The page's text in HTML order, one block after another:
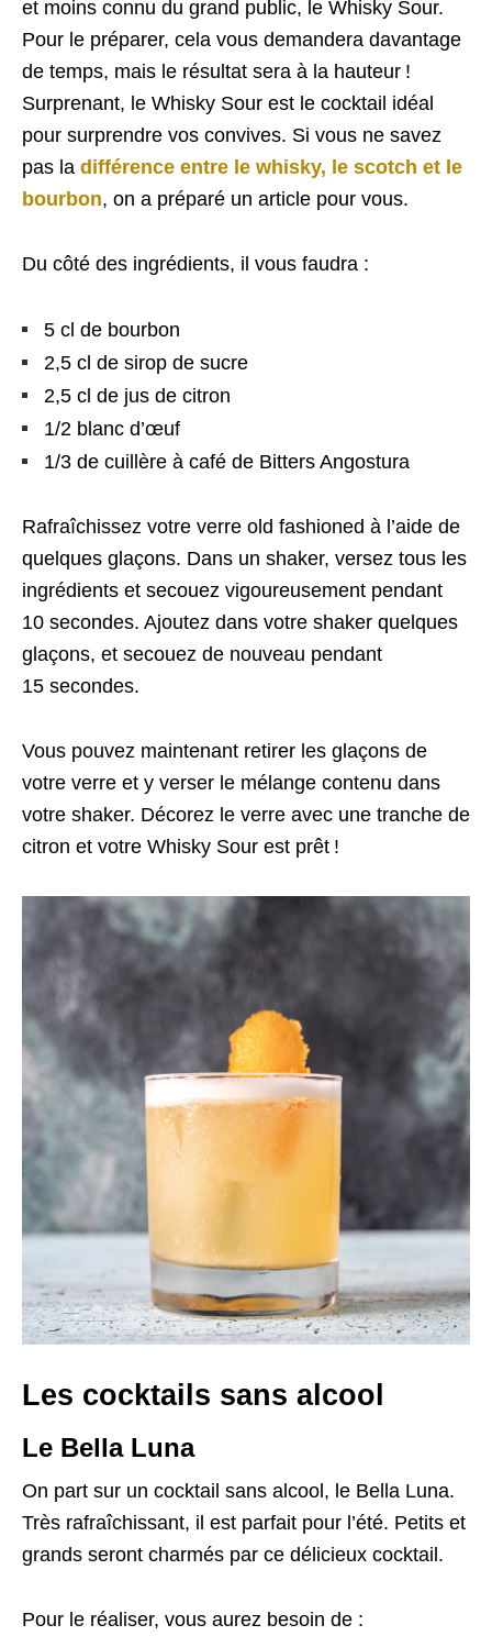
et moins connu du grand public, le Whisky Sour.
Pour le préparer, cela vous demandera davantage
de temps, mais le résultat sera à la hauteur !
Surprenant, le Whisky Sour est le cocktail idéal
pour surprendre vos convives. Si vous ne savez
pas la différence entre le whisky, le scotch et le
bourbon, on a préparé un article pour vous.
Du côté des ingrédients, il vous faudra :
5 cl de bourbon
2,5 cl de sirop de sucre
2,5 cl de jus de citron
1/2 blanc d’œuf
1/3 de cuillère à café de Bitters Angostura
Rafraîchissez votre verre old fashioned à l’aide de
quelques glaçons. Dans un shaker, versez tous les
ingrédients et secouez vigoureusement pendant
10 secondes. Ajoutez dans votre shaker quelques
glaçons, et secouez de nouveau pendant
15 secondes.
Vous pouvez maintenant retirer les glaçons de
votre verre et y verser le mélange contenu dans
votre shaker. Décorez le verre avec une tranche de
citron et votre Whisky Sour est prêt !
Les cocktails sans alcool
Le Bella Luna
On part sur un cocktail sans alcool, le Bella Luna.
Très rafraîchissant, il est parfait pour l’été. Petits et
grands seront charmés par ce délicieux cocktail.
Pour le réaliser, vous aurez besoin de :